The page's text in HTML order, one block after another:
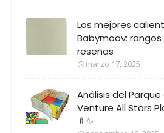
Los mejores
Babymoov:
reseñas
marzo 17, 2025
Análisis del
Venture All Stars
🍼✨